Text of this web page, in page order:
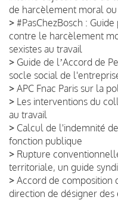
de harcèlement moral
> #PasChezBosch :
contre le harcèlement
sexistes au travail
> Guide de lʼAccord de
socle social de
> APC Fnac Paris sur la
> Les interventions du
au travail
> Calcul de l'indemnité
fonction publique
> Rupture
territoriale, un guide
> Accord de composition
direction de désigner des